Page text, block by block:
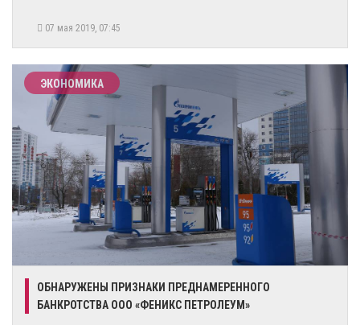
07 мая 2019, 07:45
ЭКОНОМИКА
ОБНАРУЖЕНЫ ПРИЗНАКИ ПРЕДНАМЕРЕННОГО
БАНКРОТСТВА ООО «ФЕНИКС ПЕТРОЛЕУМ»